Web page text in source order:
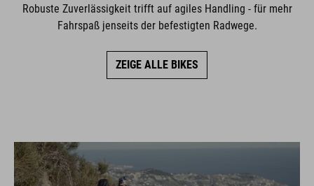
Robuste Zuverlässigkeit trifft auf agiles Handling - für mehr
Fahrspaß jenseits der befestigten Radwege.
ZEIGE ALLE BIKES